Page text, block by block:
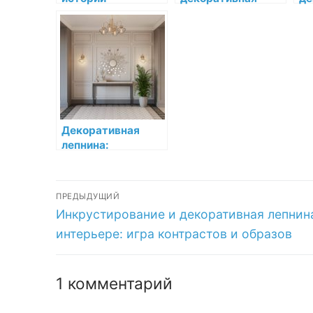
декоративной
лепнины
Декоративная
лепнина:
Навигация
по
записям
ПРЕДЫДУЩИЙ
Предыдущая
запись:
Инкрустирование и декоративная
интерьере: игра контрастов и образов
1 комментарий